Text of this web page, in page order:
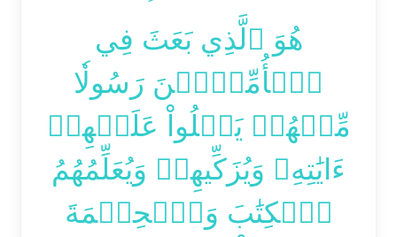
هُوَ ٱلَّذِي بَعَثَ فِي
ٱلۡأُمِّيِّ‍ۧنَ رَسُولٗا
مِّنۡهُمۡ يَتۡلُواْ عَلَيۡهِمۡ
ءَايَٰتِهِۦ وَيُزَكِّيهِمۡ وَيُعَلِّمُهُمُ
ٱلۡكِتَٰبَ وَٱلۡحِكۡمَةَ